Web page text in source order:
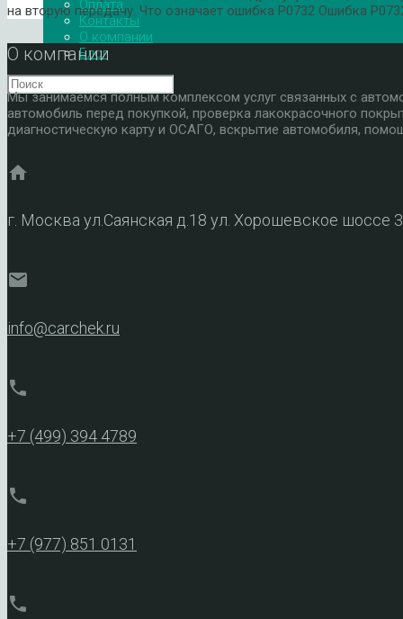
Оплата
Контакты
О компании
Блог
на вторую передачу. Что означает ошибка P0732 Ошибка
О компании
Мы занимаемся полным комплексом услуг связанных с
автомобиль перед покупкой, проверка лакокрасочного
диагностическую карту и ОСАГО, вскрытие автомобиля,
home
г. Москва ул.Саянская д.18 ул. Хорошевское шоссе
mail
info@carchek.ru
phone
+7 (499) 394 4789
phone
+7 (977) 851 0131
phone